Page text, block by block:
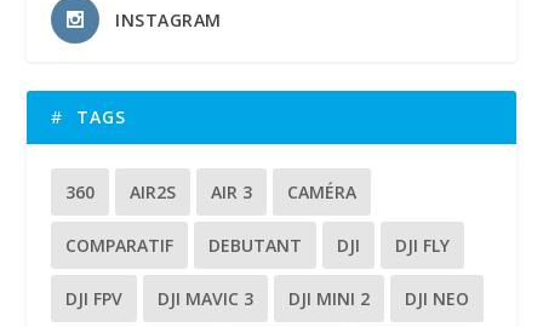
INSTAGRAM
TAGS
360 AIR2S AIR 3 CAMÉRA
COMPARATIF DEBUTANT DJI DJI FLY
DJI FPV DJI MAVIC 3 DJI MINI 2 DJI NEO